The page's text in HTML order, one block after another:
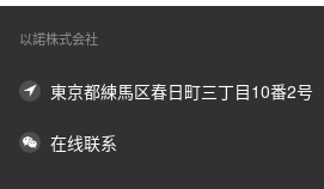
以諾株式会社
東京都練馬区春日町三丁目10番2号
在线联系